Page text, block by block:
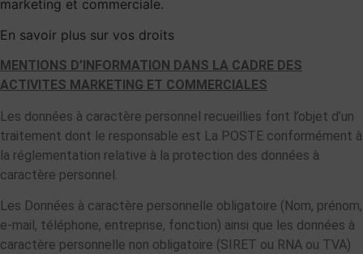
marketing et commerciale.
En savoir plus sur vos droits
MENTIONS D’INFORMATION DANS LA CADRE DES
ACTIVITES MARKETING ET COMMERCIALES
Les données à caractère personnel recueillies font l’objet d’un
traitement dont le responsable est La POSTE conformément à
la réglementation relative à la protection des données à
caractère personnel.
Les Données à caractère personnelle obligatoire (Nom, prénom,
e-mail, téléphone, entreprise, fonction) ainsi que les données à
caractère personnelle non obligatoire (SIRET ou RNA ou TVA)